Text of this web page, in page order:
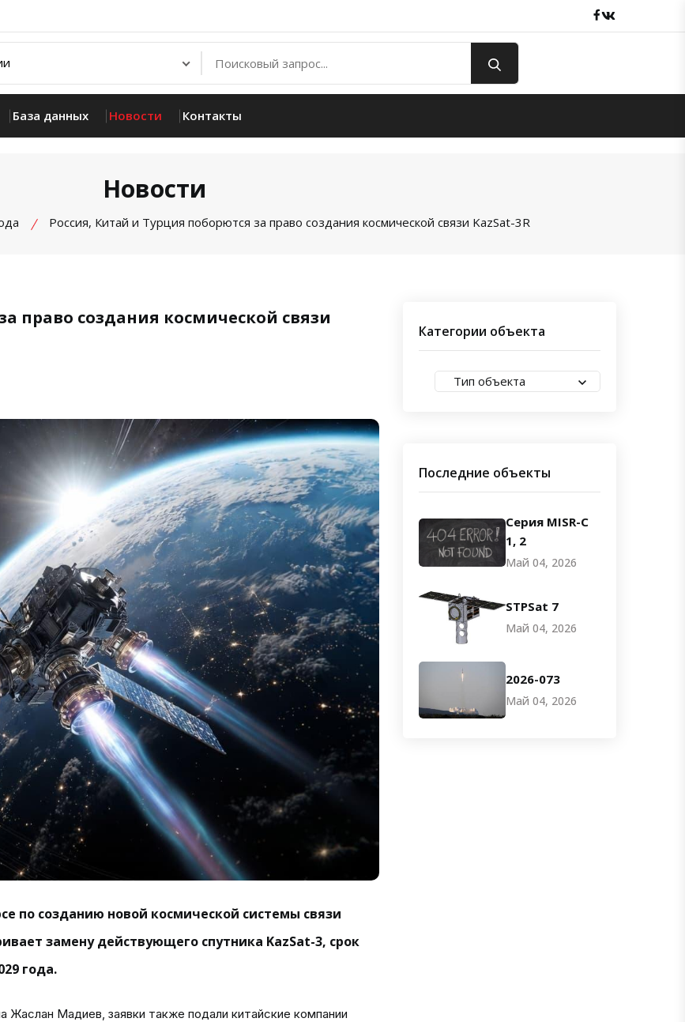
Facebook
База данных Новости Контакты
Новости
Россия, Китай и Турция поборются за право создания космической связи KazSat-3R
право создания космической связи
по созданию новой космической системы связи
замену действующего спутника KazSat-3, срок
года.
Жаслан Мадиев, заявки также подали китайские компании
Категории объекта
Тип объекта
Последние объекты
Серия MISR-C
1, 2
Май 04, 2026
STPSat 7
Май 04, 2026
2026-073
Май 04, 2026